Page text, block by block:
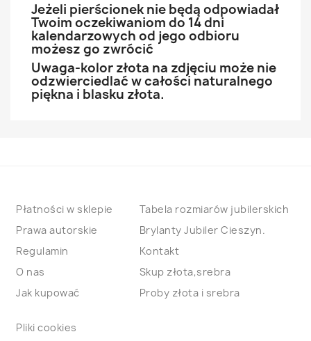
Jeżeli pierścionek nie będą odpowiadał
Twoim oczekiwaniom do 14 dni
kalendarzowych od jego odbioru
możesz go zwrócić
Uwaga-kolor złota na zdjęciu może nie
odzwierciedlać w całości naturalnego
piękna i blasku złota.
Płatności w sklepie
Prawa autorskie
Regulamin
O nas
Jak kupować
Tabela rozmiarów jubilerskich
Brylanty Jubiler Cieszyn.
Kontakt
Skup złota,srebra
Proby złota i srebra
Pliki cookies